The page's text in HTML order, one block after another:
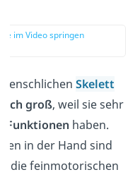
im Video springen
Skelett
groß, weil sie sehr
Funktionen haben.
in der Hand sind
die feinmotorischen